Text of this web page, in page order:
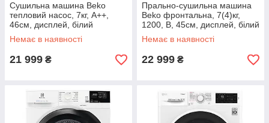
Сушильна машина Beko
тепловий насос, 7кг, A++,
46см, дисплей, білий
Немає в наявності
21 999 ₴
Прально-сушильна машина
Beko фронтальна, 7(4)кг,
1200, B, 45см, дисплей, білий
Немає в наявності
22 999 ₴